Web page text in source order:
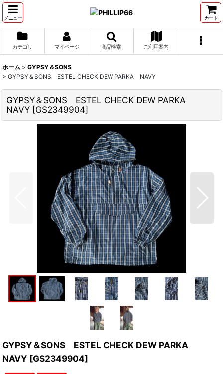
メニュー カート
カテゴリ マイページ 商品検索 ご利用案内
ホーム > GYPSY＆SONS
> GYPSY＆SONS ESTEL CHECK DEW PARKA NAVY
GYPSY＆SONS ESTEL CHECK DEW PARKA
NAVY [GS2349904]
GYPSY＆SONS ESTEL CHECK DEW PARKA
NAVY [GS2349904]